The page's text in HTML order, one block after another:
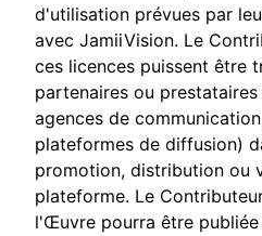
d'utilisation prévues par
avec JamiiVision. Le
ces licences puissent être
partenaires ou
agences de
plateformes de diffusion)
promotion, distribution ou
plateforme. Le
l'Œuvre pourra être